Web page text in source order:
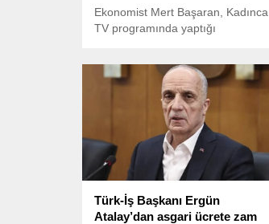
Ekonomist Mert Başaran, Kadınca
TV programında yaptığı
paylaştı.
Türk-İş Başkanı Ergün
Atalay’dan asgari ücrete zam